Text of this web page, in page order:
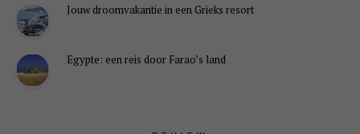
Jouw droomvakantie in een Grieks resort
Egypte: een reis door Farao’s land